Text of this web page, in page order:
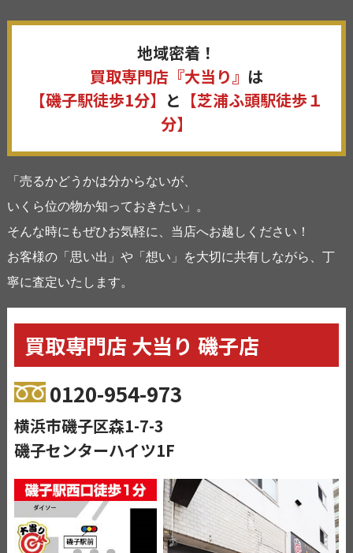
地域密着！
買取専門店『大当り』 は
【磯子駅徒歩1分】 と 【芝浦ふ頭駅徒歩１
分】
「売るかどうかは分からないが、
いくら位の物か知っておきたい」。
そんな時にもぜひお気軽に、当店へお越しください！
お客様の「思い出」や「想い」を大切に共有しながら、丁
寧に査定いたします。
買取専門店 大当り 磯子店
0120-954-973
横浜市磯子区森1-7-3
磯子センターハイツ1F